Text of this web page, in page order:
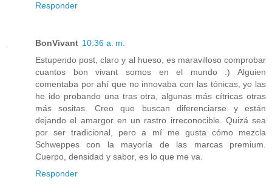
Responder
BonVivant 10:36 a. m.
Estupendo post, claro y al hueso, es maravilloso comprobar
cuantos bon vivant somos en el mundo :) Alguien
comentaba por ahí que no innovaba con las tónicas, yo las
he ido probando una tras otra, algunas más cítricas otras
más sositas. Creo que buscan diferenciarse y están
dejando el amargor en un rastro irreconocible. Quizá sea
por ser tradicional, pero a mí me gusta cómo mezcla
Schweppes con la mayoría de las marcas premium.
Cuerpo, densidad y sabor, es lo que me va.
Responder